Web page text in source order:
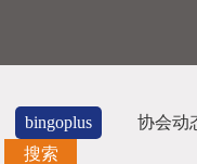
bingoplus
协会动
搜索